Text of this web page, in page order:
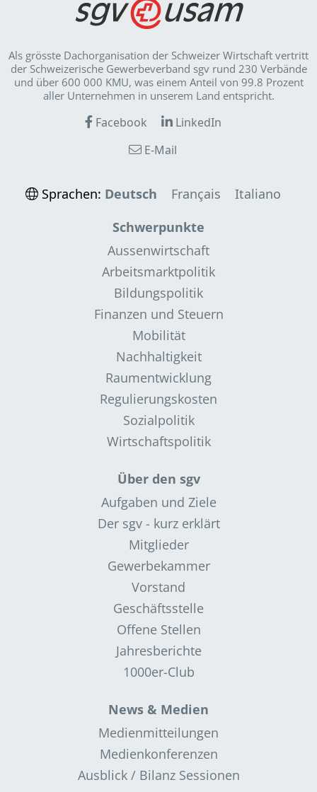
Als grösste Dachorganisation der Schweizer Wirt­schaft vertritt
der Schweizerische Gewerbeverband sgv rund 230 Verbände
und über 600 000 KMU, was einem Anteil von 99.8 Prozent
aller Unternehmen in unserem Land entspricht.
Facebook
LinkedIn
E-Mail
Sprachen: Deutsch Français
Italiano
Schwerpunkte
Aussenwirtschaft
Arbeitsmarktpolitik
Bildungspolitik
Finanzen und Steuern
Mobilität
Nachhaltigkeit
Raumentwicklung
Regulierungskosten
Sozialpolitik
Wirtschaftspolitik
Über den sgv
Aufgaben und Ziele
Der sgv - kurz erklärt
Mitglieder
Gewerbekammer
Vorstand
Geschäftsstelle
Offene Stellen
Jahresberichte
1000er-Club
News & Medien
Medienmitteilungen
Medienkonferenzen
Ausblick / Bilanz Sessionen